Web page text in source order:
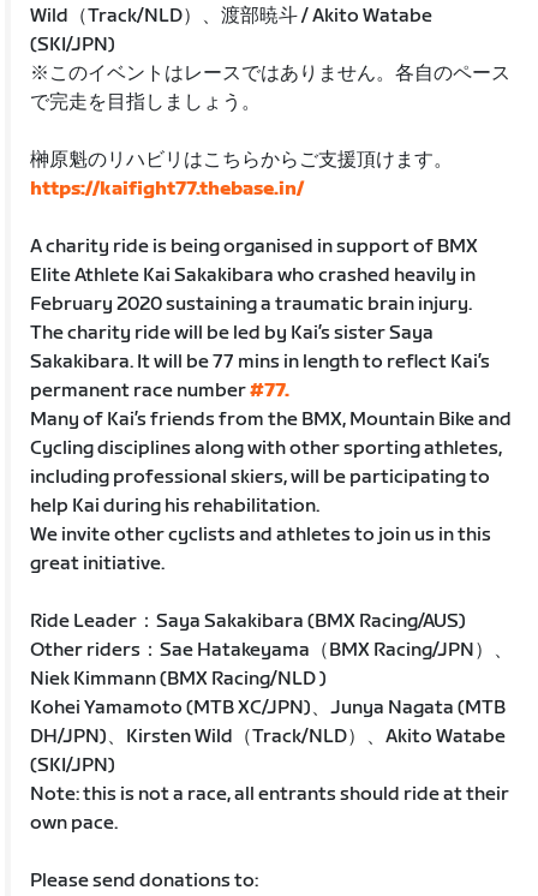
Wild（Track/NLD）、渡部暁斗 / Akito Watabe
(SKI/JPN)
※このイベントはレースではありません。各自のペース
で完走を目指しましょう。
榊原魁のリハビリはこちらからご支援頂けます。
https://kaifight77.thebase.in/
A charity ride is being organised in support of BMX
Elite Athlete Kai Sakakibara who crashed heavily in
February 2020 sustaining a traumatic brain injury.
The charity ride will be led by Kai’s sister Saya
Sakakibara. It will be 77 mins in length to reflect Kai’s
permanent race number#77.
Many of Kai’s friends from the BMX, Mountain Bike and
Cycling disciplines along with other sporting athletes,
including professional skiers, will be participating to
help Kai during his rehabilitation.
We invite other cyclists and athletes to join us in this
great initiative.
Ride Leader：Saya Sakakibara (BMX Racing/AUS)
Other riders：Sae Hatakeyama（BMX Racing/JPN）、
Niek Kimmann (BMX Racing/NLD )
Kohei Yamamoto (MTB XC/JPN)、Junya Nagata (MTB
DH/JPN)、Kirsten Wild（Track/NLD）、Akito Watabe
(SKI/JPN)
Note: this is not a race, all entrants should ride at their
own pace.
Please send donations to: